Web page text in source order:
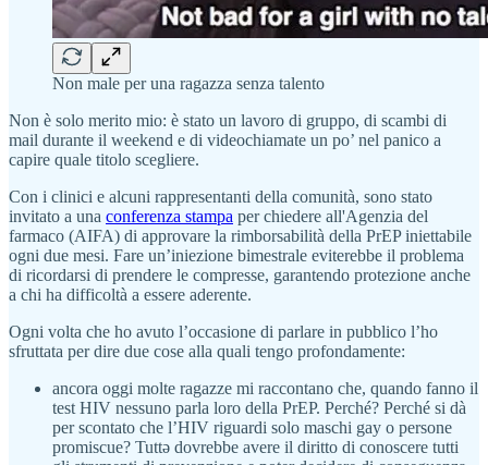
Non male per una ragazza senza talento
Non è solo merito mio: è stato un lavoro di gruppo, di scambi di
mail durante il weekend e di videochiamate un po’ nel panico a
capire quale titolo scegliere.
Con i clinici e alcuni rappresentanti della comunità, sono stato
invitato a una conferenza stampa per chiedere all'Agenzia del
farmaco (AIFA) di approvare la rimborsabilità della PrEP iniettabile
ogni due mesi. Fare un’iniezione bimestrale eviterebbe il problema
di ricordarsi di prendere le compresse, garantendo protezione anche
a chi ha difficoltà a essere aderente.
Ogni volta che ho avuto l’occasione di parlare in pubblico l’ho
sfruttata per dire due cose alla quali tengo profondamente:
ancora oggi molte ragazze mi raccontano che, quando fanno il
test HIV nessuno parla loro della PrEP. Perché? Perché si dà
per scontato che l’HIV riguardi solo maschi gay o persone
promiscue? Tuttə dovrebbe avere il diritto di conoscere tutti